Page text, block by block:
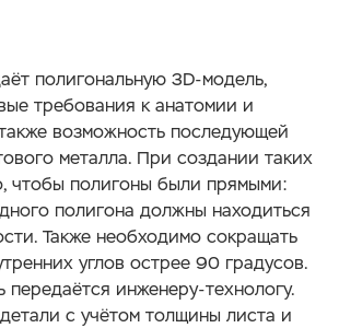
полигональную 3D-модель,
требования к анатомии и
возможность последующей
металла. При создании таких
чтобы полигоны были прямыми:
полигона должны находиться
Также необходимо сокращать
углов острее 90 градусов.
передаётся инженеру-технологу.
с учётом толщины листа и